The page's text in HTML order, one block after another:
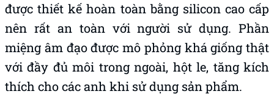
được thiết kế hoàn toàn bằng silicon cao cấp
nên rất an toàn với người sử dụng. Phần
miệng âm đạo được mô phỏng khá giống thật
với đầy đủ môi trong ngoài, hột le, tăng kích
thích cho các anh khi sử dụng sản phẩm.